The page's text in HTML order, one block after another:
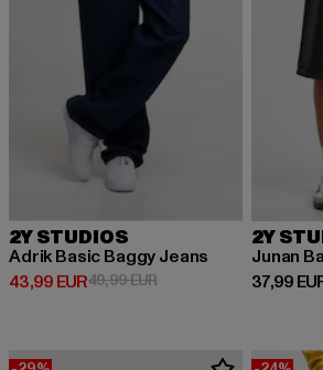
2Y STUDIOS
Adrik Basic Baggy Jeans
43,99 EUR
Derzeitiger Preis: 43,99 EUR
49,99 EURAktionspreis: 49,99 EUR
2Y
Junan
37,99